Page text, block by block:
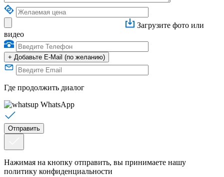
Загрузите фото или
видео
+ Добавьте E-Mail (по желанию)
Где продолжить диалог
WhatsApp
Нажимая на кнопку отправить, вы принимаете нашу
политику конфиденциальности